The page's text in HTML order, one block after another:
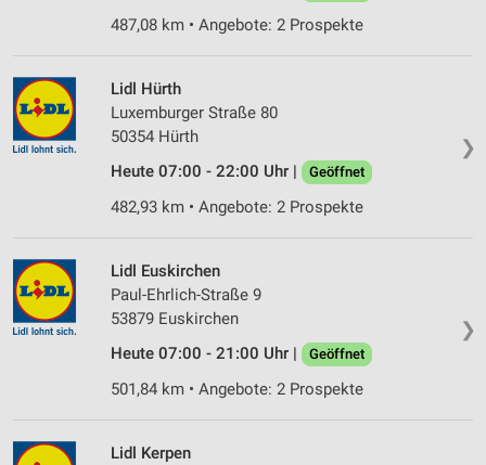
487,08 km • Angebote: 2 Prospekte
❯
Lidl Hürth
Luxemburger Straße 80
50354 Hürth
Heute 07:00 - 22:00 Uhr |
Geöffnet
482,93 km • Angebote: 2 Prospekte
❯
Lidl Euskirchen
Paul-Ehrlich-Straße 9
53879 Euskirchen
Heute 07:00 - 21:00 Uhr |
Geöffnet
501,84 km • Angebote: 2 Prospekte
Lidl Kerpen
Werbeanzeigen
Erstellung von Profilen für personalisierte
Werbung
Verwendung von Profilen zur Auswahl
personalisierter Werbung
Erstellung von Profilen zur Personalisierung
Verwendung von Profilen zur Auswahl
personalisierter Inhalte
Messung der Werbeleistung
Messung der Performance von Inhalten
Quellen